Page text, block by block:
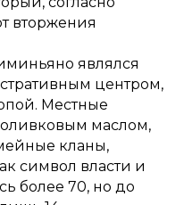
вторжения
являлся
центром,
Местные
маслом,
кланы,
символ власти и
более 70, но до